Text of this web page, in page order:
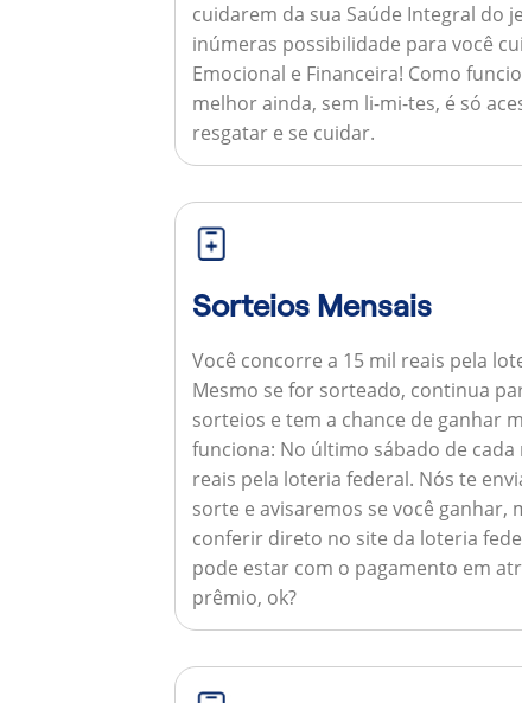
cuidarem da sua Saúde Integral do
inúmeras possibilidade para você
Emocional e Financeira! Como
melhor ainda, sem li-mi-tes, é só
resgatar e se cuidar.
Sorteios Mensais
Você concorre a 15 mil reais pela
Mesmo se for sorteado, continua
sorteios e tem a chance de ganhar
funciona: No último sábado de
reais pela loteria federal. Nós te
sorte e avisaremos se você ganhar,
conferir direto no site da loteria
pode estar com o pagamento em
prêmio, ok?